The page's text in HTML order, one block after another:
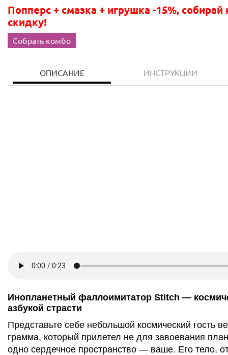
Попперс + смазка + игрушка -15%, собирай
скидку!
Собрать комбо
ОПИСАНИЕ ИНСТРУКЦИИ
Инопланетный фаллоимитатор Stitch —
азбукой страсти
Представьте себе небольшой космический гость
грамма, который прилетел не для завоевания
одно сердечное пространство — ваше. Его тело,